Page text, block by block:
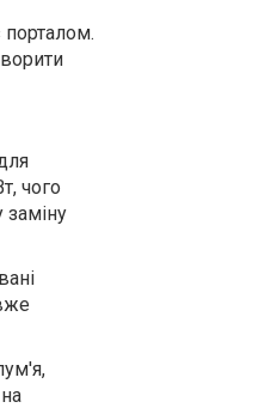
чого
заміну